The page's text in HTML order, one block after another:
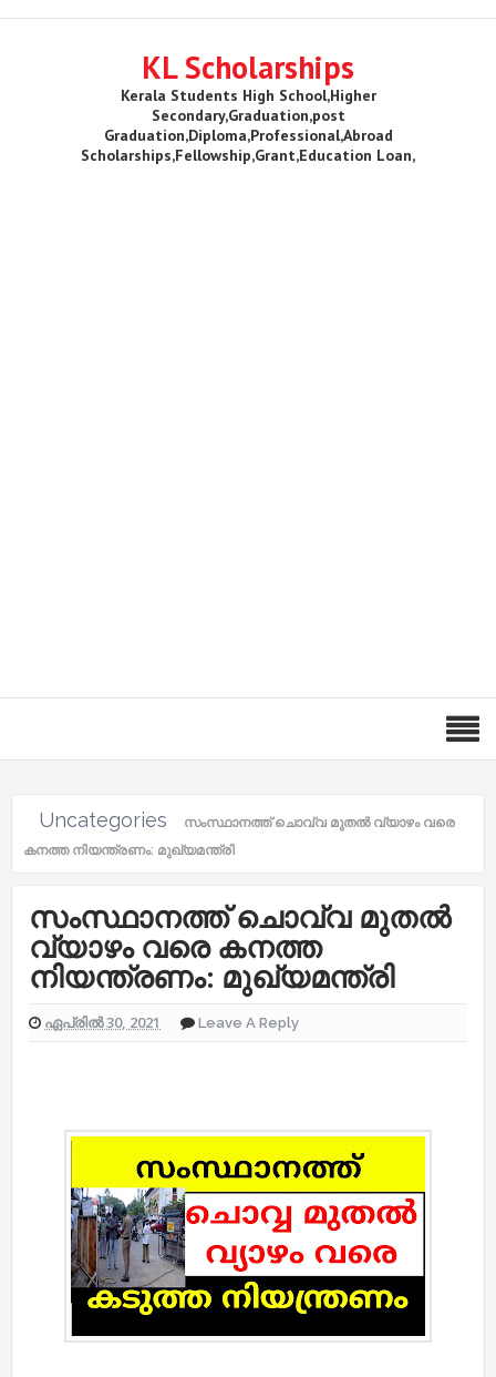
KL Scholarships
Kerala Students High School,Higher
Secondary,Graduation,post
Graduation,Diploma,Professional,Abroad
Scholarships,Fellowship,Grant,Education Loan,
Uncategories
സംസ്ഥാനത്ത് ചൊവ്വ മുതൽ വ്യാഴം വരെ
കനത്ത നിയന്ത്രണം: മുഖ്യമന്ത്രി
സംസ്ഥാനത്ത് ചൊവ്വ മുതൽ
വ്യാഴം വരെ കനത്ത
നിയന്ത്രണം: മുഖ്യമന്ത്രി
ഏപ്രിൽ 30, 2021 Leave A Reply